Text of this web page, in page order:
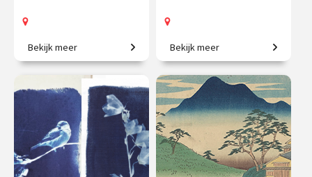
Van legendarische heldinnen
tot regentessen.
vanaf 19
aug.
Op locatie
Bekijk meer
Het bekende kerstverhaal
van Charles Dickens.
€ 19.00 / €
23.50
vanaf 12
dec.
Op locatie
Bekijk meer